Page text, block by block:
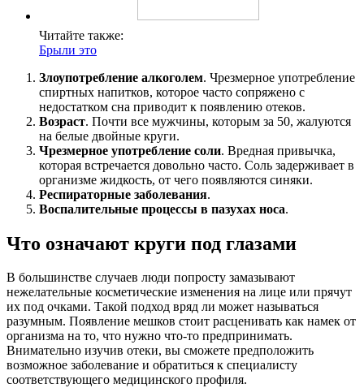
Читайте также:
Брыли это
Злоупотребление алкоголем. Чрезмерное употребление
спиртных напитков, которое часто сопряжено с
недостатком сна приводит к появлению отеков.
Возраст. Почти все мужчины, которым за 50, жалуются
на белые двойные круги.
Чрезмерное употребление соли. Вредная привычка,
которая встречается довольно часто. Соль задерживает в
организме жидкость, от чего появляются синяки.
Респираторные заболевания.
Воспалительные процессы в пазухах носа.
Что означают круги под глазами
В большинстве случаев люди попросту замазывают
нежелательные косметические изменения на лице или прячут
их под очками. Такой подход вряд ли может называться
разумным. Появление мешков стоит расценивать как намек от
организма на то, что нужно что-то предпринимать.
Внимательно изучив отеки, вы сможете предположить
возможное заболевание и обратиться к специалисту
соответствующего медицинского профиля.